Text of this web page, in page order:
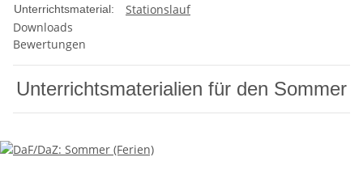
Unterrichtsmaterial:
Stationslauf
Downloads
Bewertungen
Unterrichtsmaterialien für den Sommer